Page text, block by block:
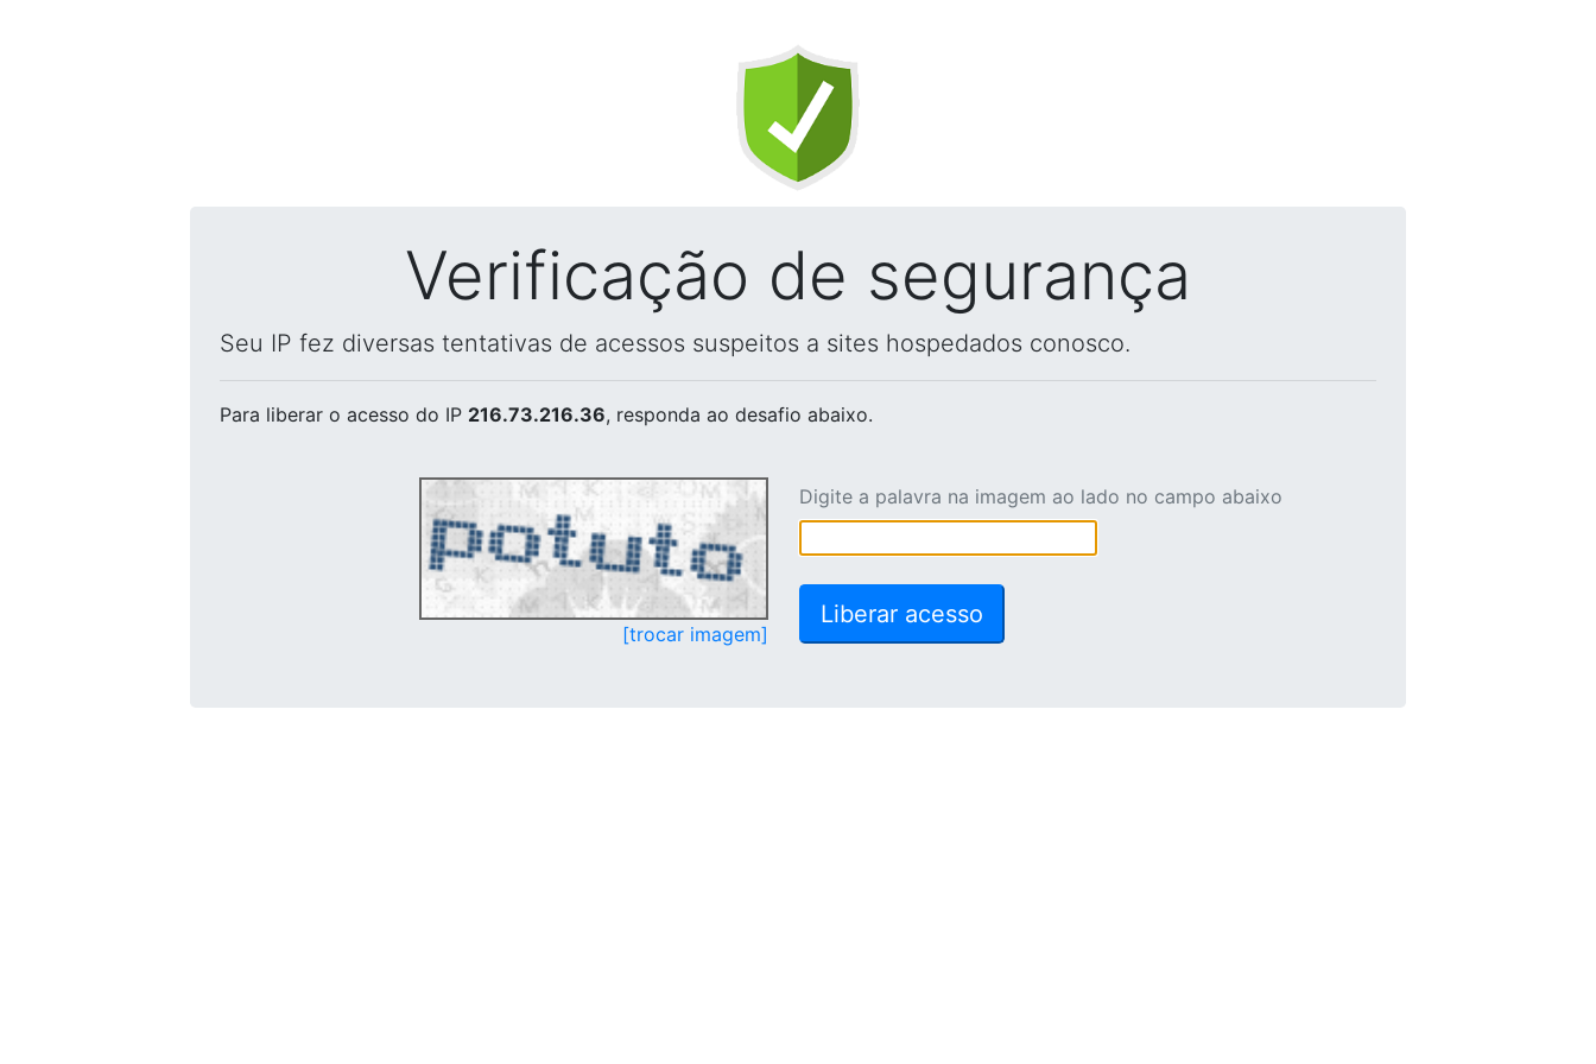
Verificação de segurança
Seu IP fez diversas tentativas de acessos suspeitos a sites hospedados conosco.
Para liberar o acesso do IP 216.73.216.36, responda ao desafio abaixo.
[trocar imagem]
Digite a palavra na imagem ao lado no campo abaixo